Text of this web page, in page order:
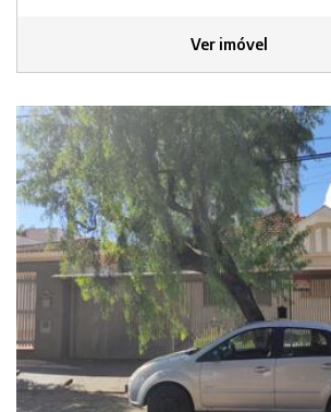
Ver imóvel